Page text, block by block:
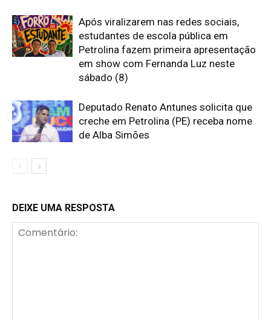
Após viralizarem nas redes sociais,
estudantes de escola pública em
Petrolina fazem primeira apresentação
em show com Fernanda Luz neste
sábado (8)
Deputado Renato Antunes solicita que
creche em Petrolina (PE) receba nome
de Alba Simões
DEIXE UMA RESPOSTA